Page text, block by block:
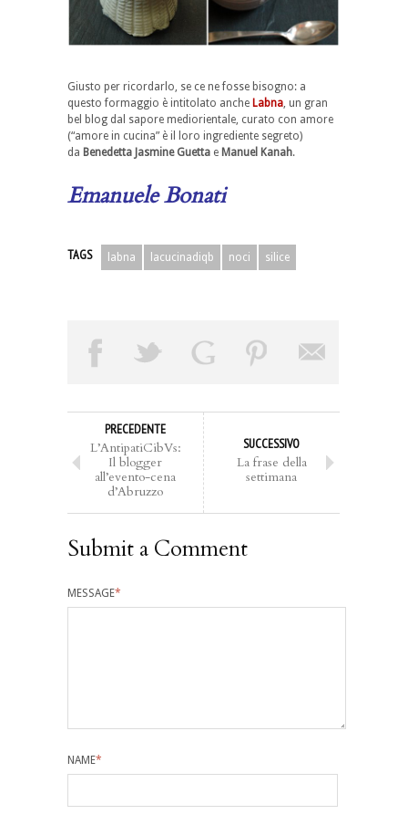
Giusto per ricordarlo, se ce ne fosse bisogno: a
questo formaggio è intitolato anche Labna , un gran
bel blog dal sapore mediorientale, curato con amore
(“amore in cucina” è il loro ingrediente segreto)
da Benedetta Jasmine Guetta e Manuel Kanah.
Emanuele Bonati
TAGS labna lacucinadiqb noci silice
PRECEDENTE
L’AntipatiCibVs:
Il blogger
all’evento-cena
d’Abruzzo
SUCCESSIVO
La frase della
settimana
Submit a Comment
MESSAGE*
NAME*